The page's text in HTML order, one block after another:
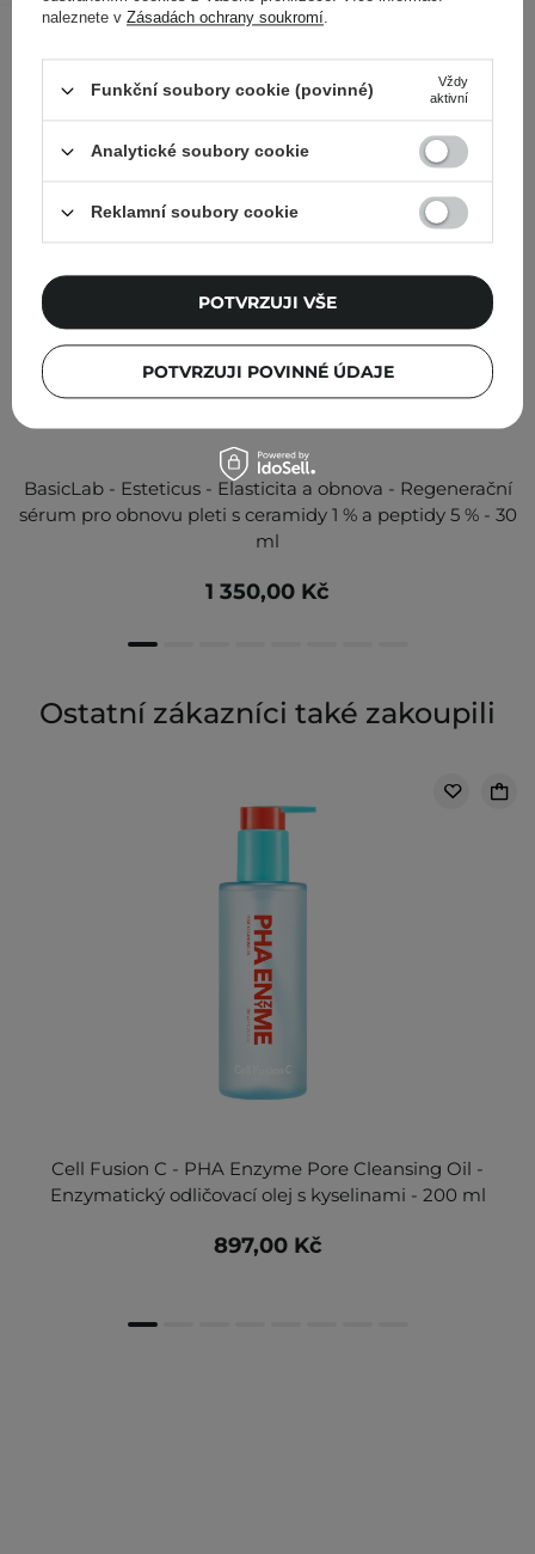
Ostatní zákazníci si prohlédli
BasicLab - Esteticus - Elasticita a obnova - Regenerační
sérum pro obnovu pleti s ceramidy 1 % a peptidy 5 % - 30
ml
1 350,00 Kč
Ostatní zákazníci také zakoupili
Cell Fusion C - PHA Enzyme Pore Cleansing Oil -
Enzymatický odličovací olej s kyselinami - 200 ml
897,00 Kč
naleznete v Zásadách ochrany soukromí.
Funkční soubory cookie (povinné)
Vždy
aktivní
Analytické soubory cookie
Reklamní soubory cookie
POTVRZUJI POVINNÉ ÚDAJE
POTVRZUJI VŠE